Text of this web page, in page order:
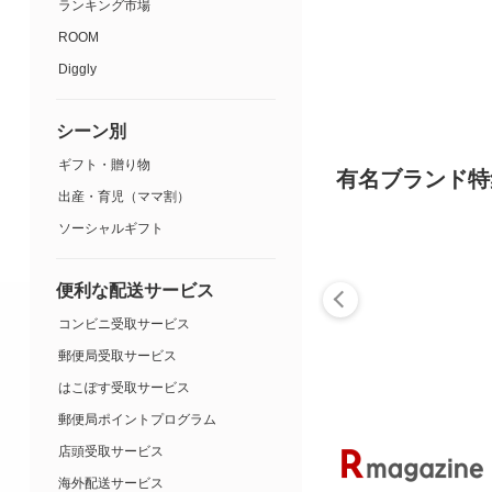
有名ブランド
ランキング市場
ROOM
Diggly
シーン別
ギフト・贈り物
出産・育児（ママ割）
ソーシャルギフト
便利な配送サービス
コンビニ受取サービス
郵便局受取サービス
はこぽす受取サービス
郵便局ポイントプログラム
店頭受取サービス
海外配送サービス